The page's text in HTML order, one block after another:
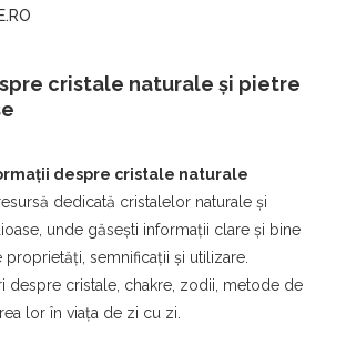
cristale naturale și pietre
despre cristale naturale
dedicată cristalelor naturale și
unde găsești informații clare și bine
proprietăți, semnificații și utilizare.
despre cristale, chakre, zodii, metode de
lor în viața de zi cu zi.